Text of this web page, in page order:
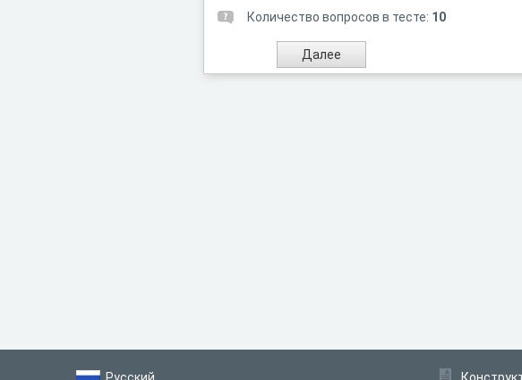
Количество вопросов в тесте: 10